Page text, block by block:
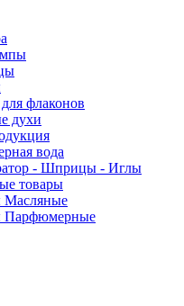
флаконов
духи
вода
- Шприцы - Иглы
товары
Масляные
Парфюмерные